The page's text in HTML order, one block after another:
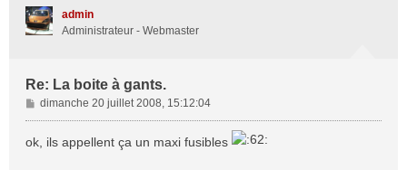
admin
Administrateur - Webmaster
Re: La boite à gants.
M
e
s
dimanche 20 juillet 2008, 15:12:04
ok, ils appellent ça un maxi fusibles